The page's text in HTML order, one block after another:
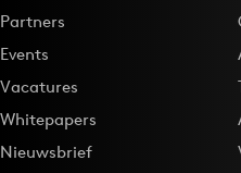
Partners
Events
Vacatures
Whitepapers
Nieuwsbrief